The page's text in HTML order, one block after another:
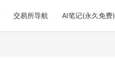
交易所导航 AI笔记(永久免费)